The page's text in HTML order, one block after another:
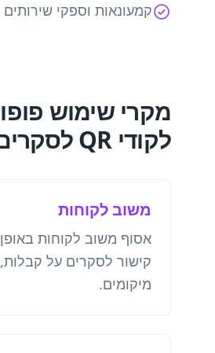
קמעונאות וספקי שירותים
מקרי שימוש
לקודי QR לסקרים
משוב לקוחות
אסוף משוב לקוחות באופן
קישור לסקרים על קבלות,
מיקומים.